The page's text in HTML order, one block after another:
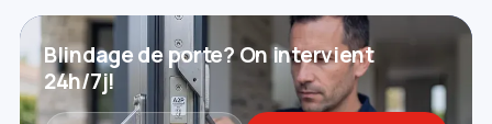
Blindage de porte? On intervient
24h/7j!